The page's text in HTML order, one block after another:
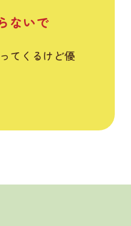
ないで
てくるけど優